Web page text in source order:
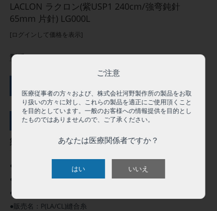
LACLON ラクロン(紫USP1 240cm/強弯鈍針
65mm 片針) LG000L
[ログインして価格を表示]
型番: LG000L
製品概要
●この製品は人体用として承認を得ています。
●高度管理医療機器 クラスⅣ
●医療機器承認番号：22800BZX00095000
●販売名：P(LA/CL)縫合糸
サンプル依頼（０円）
ご注意
医療従事者の方々および、株式会社河野製作所の製品をお取
り扱いの方々に対し、これらの製品を適正にご使用頂くこと
を目的としています。一般のお客様への情報提供を目的とし
たものではありませんので、ご了承ください。
あなたは医療関係者ですか？
はい いいえ